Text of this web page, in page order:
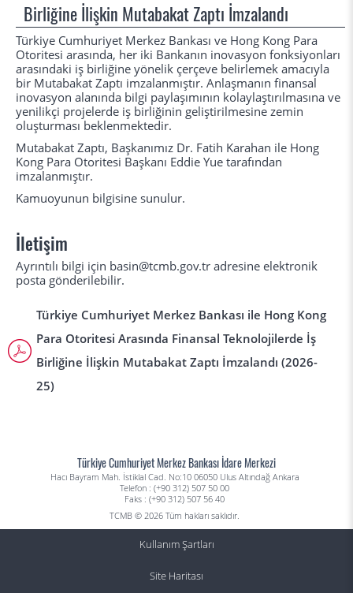
Birliğine İlişkin Mutabakat Zaptı İmzalandı
Türkiye Cumhuriyet Merkez Bankası ve Hong Kong Para
Otoritesi arasında, her iki Bankanın inovasyon fonksiyonları
arasındaki iş birliğine yönelik çerçeve belirlemek amacıyla
bir Mutabakat Zaptı imzalanmıştır. Anlaşmanın finansal
inovasyon alanında bilgi paylaşımının kolaylaştırılmasına ve
yenilikçi projelerde iş birliğinin geliştirilmesine zemin
oluşturması beklenmektedir.
Mutabakat Zaptı, Başkanımız Dr. Fatih Karahan ile Hong
Kong Para Otoritesi Başkanı Eddie Yue tarafından
imzalanmıştır.
Kamuoyunun bilgisine sunulur.
İletişim
Ayrıntılı bilgi için basin@tcmb.gov.tr adresine elektronik
posta gönderilebilir.
Türkiye Cumhuriyet Merkez Bankası ile Hong Kong
Para Otoritesi Arasında Finansal Teknolojilerde İş
Birliğine İlişkin Mutabakat Zaptı İmzalandı (2026-
25)
Türkiye Cumhuriyet Merkez Bankası İdare Merkezi
Hacı Bayram Mah. İstiklal Cad. No:10 06050 Ulus Altındağ Ankara
Telefon : (+90 312) 507 50 00
Faks : (+90 312) 507 56 40
TCMB © 2026 Tüm hakları saklıdır.
Kullanım Şartları
Site Haritası